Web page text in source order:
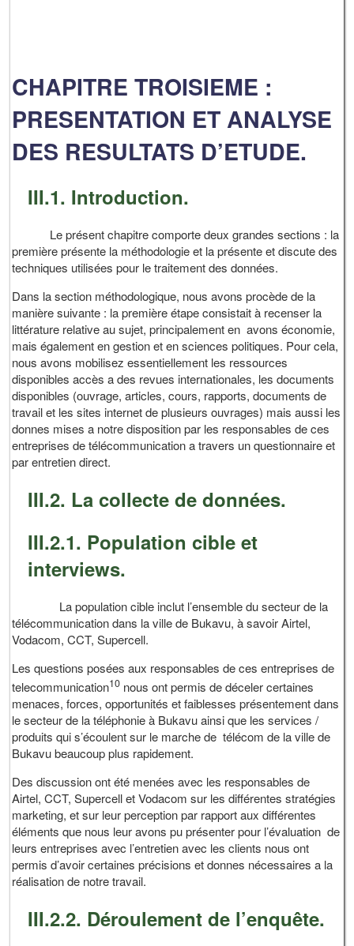
CHAPITRE TROISIEME :
PRESENTATION ET ANALYSE
DES RESULTATS D’ETUDE.
III.1. Introduction.
Le présent chapitre comporte deux grandes sections : la
première présente la méthodologie et la présente et discute des
techniques utilisées pour le traitement des données.
Dans la section méthodologique, nous avons procède de la
manière suivante : la première étape consistait à recenser la
littérature relative au sujet, principalement en avons économie,
mais également en gestion et en sciences politiques. Pour cela,
nous avons mobilisez essentiellement les ressources
disponibles accès a des revues internationales, les documents
disponibles (ouvrage, articles, cours, rapports, documents de
travail et les sites internet de plusieurs ouvrages) mais aussi les
donnes mises a notre disposition par les responsables de ces
entreprises de télécommunication a travers un questionnaire et
par entretien direct.
III.2. La collecte de données.
III.2.1. Population cible et
interviews.
La population cible inclut l’ensemble du secteur de la
télécommunication dans la ville de Bukavu, à savoir Airtel,
Vodacom, CCT, Supercell.
Les questions posées aux responsables de ces entreprises de
telecommunication10 nous ont permis de déceler certaines
menaces, forces, opportunités et faiblesses présentement dans
le secteur de la téléphonie à Bukavu ainsi que les services /
produits qui s’écoulent sur le marche de télécom de la ville de
Bukavu beaucoup plus rapidement.
Des discussion ont été menées avec les responsables de
Airtel, CCT, Supercell et Vodacom sur les différentes stratégies
marketing, et sur leur perception par rapport aux différentes
éléments que nous leur avons pu présenter pour l’évaluation de
leurs entreprises avec l’entretien avec les clients nous ont
permis d’avoir certaines précisions et donnes nécessaires a la
réalisation de notre travail.
III.2.2. Déroulement de l’enquête.